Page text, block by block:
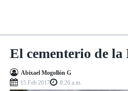
El cementerio de la
Abixael Mogollón G
15 Feb 2017
8:26 a.m.